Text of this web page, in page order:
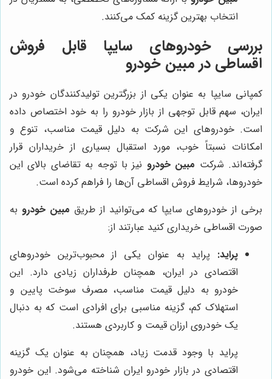
انتخاب بهترین گزینه کمک می‌کنند.
بررسی خودروهای سایپا قابل فروش
اقساطی در مبین خودرو
کمپانی سایپا به عنوان یکی از بزرگترین تولیدکنندگان خودرو در
ایران، سهم قابل توجهی از بازار خودرو را به خود اختصاص داده
است. خودروهای این شرکت به دلیل قیمت مناسب، تنوع و
امکانات نسبتاً خوب، مورد استقبال بسیاری از خریداران قرار
گرفته‌اند. شرکت مبین خودرو نیز با توجه به تقاضای بالای این
خودروها، شرایط فروش اقساطی آن‌ها را فراهم کرده است.
برخی از خودروهای سایپا که می‌توانید از طریق مبین خودرو به
صورت اقساطی خریداری کنید عبارتند از:
پراید: پراید به عنوان یکی از محبوب‌ترین خودروهای
اقتصادی در ایران، همچنان طرفداران زیادی دارد. این
خودرو به دلیل قیمت مناسب، مصرف سوخت پایین و
استهلاک کم، گزینه مناسبی برای افرادی است که به دنبال
یک خودروی ارزان قیمت و کاربردی هستند.
پراید با وجود قدمت زیاد، همچنان به عنوان یک گزینه
اقتصادی در بازار خودرو ایران شناخته می‌شود. این خودرو